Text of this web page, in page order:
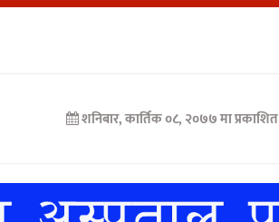
शनिबार, कार्तिक ०८, २०७७ मा प्रकाशित